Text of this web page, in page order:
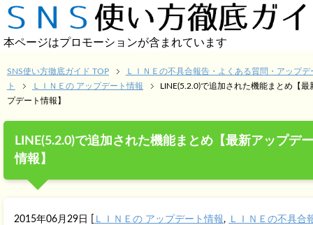
本ページはプロモーションが含まれています
SNS使い方徹底ガイド TOP
ＬＩＮＥの不具合報告・よくある質問・アップデ
ト
ＬＩＮＥの アップデート情報
LINE(5.2.0)で追加された機能まとめ【最
プデート情報】
LINE(5.2.0)で追加された機能まとめ【最新アップデ
情報】
2015年06月29日 ＬＩＮＥの アップデート情報, ＬＩＮＥの不具合